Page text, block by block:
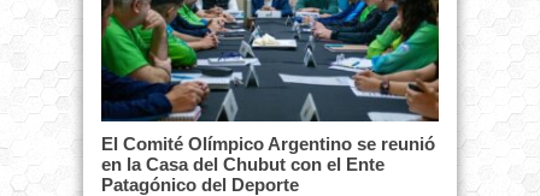
El Comité Olímpico Argentino se reunió
en la Casa del Chubut con el Ente
Patagónico del Deporte